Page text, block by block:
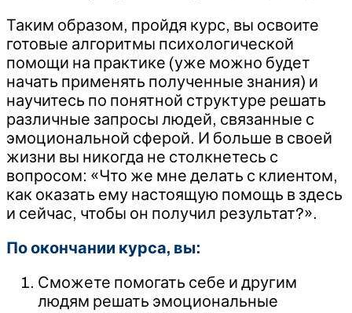
Таким образом, пройдя курс, вы освоите
готовые алгоритмы психологической
помощи на практике (уже можно будет
начать применять полученные знания) и
научитесь по понятной структуре решать
различные запросы людей, связанные с
эмоциональной сферой. И больше в своей
жизни вы никогда не столкнетесь с
вопросом: «Что же мне делать с клиентом,
как оказать ему настоящую помощь в здесь
и сейчас, чтобы он получил результат?».
По окончании курса, вы:
Сможете помогать себе и другим
людям решать эмоциональные